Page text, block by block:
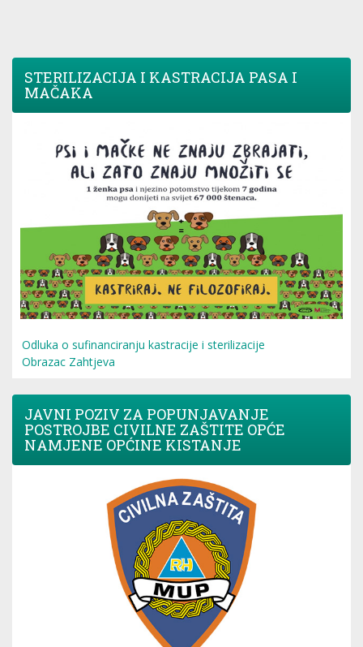
STERILIZACIJA I KASTRACIJA PASA I
MAČAKA
Odluka o sufinanciranju kastracije i sterilizacije
Obrazac Zahtjeva
JAVNI POZIV ZA POPUNJAVANJE
POSTROJBE CIVILNE ZAŠTITE OPĆE
NAMJENE OPĆINE KISTANJE